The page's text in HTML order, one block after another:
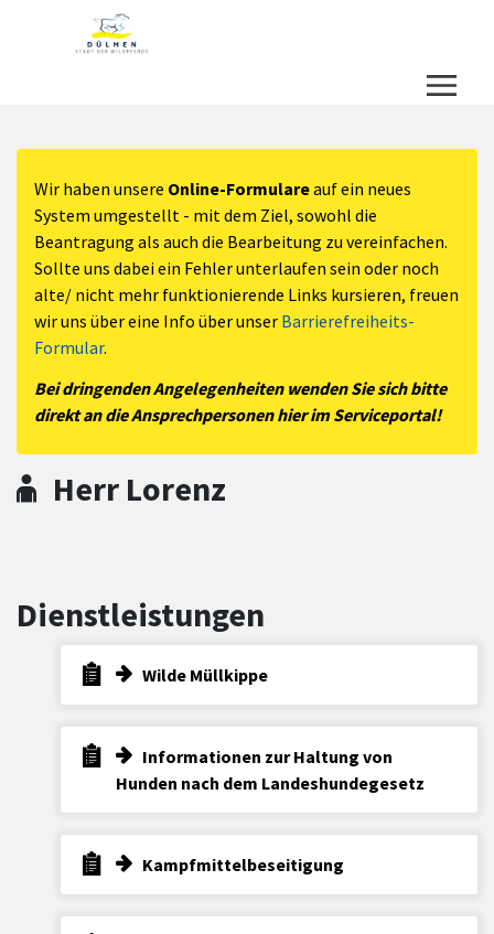
Zum Header
Zum Hauptinhalt
Zum Footer
Zum Hauptinhalt springen
Wir haben unsere Online-Formulareauf ein neues
System umgestellt - mit dem Ziel, sowohl die
Beantragung als auch die Bearbeitung zu vereinfachen.
Sollte uns dabei ein Fehler unterlaufen sein oder noch
alte/ nicht mehr funktionierende Links kursieren, freuen
wir uns über eine Info über unser Barrierefreiheits-
Formular.
Bei dringenden Angelegenheiten wenden Sie sich bitte
direkt an die Ansprechpersonen hier im Serviceportal!
Herr Lorenz
Dienstleistungen
Wilde Müllkippe
Informationen zur Haltung von
Hunden nach dem Landeshundegesetz
Kampfmittelbeseitigung